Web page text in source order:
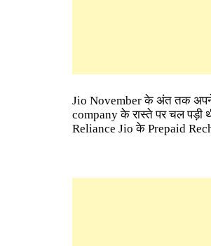
Jio November के अंत तक अपने
company के रास्ते पर चल पड़ी
Reliance Jio के Prepaid